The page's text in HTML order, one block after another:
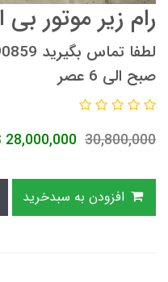
رام زیر موتور بی
صبح الی 6 عصر
30,800,000
28,000,000